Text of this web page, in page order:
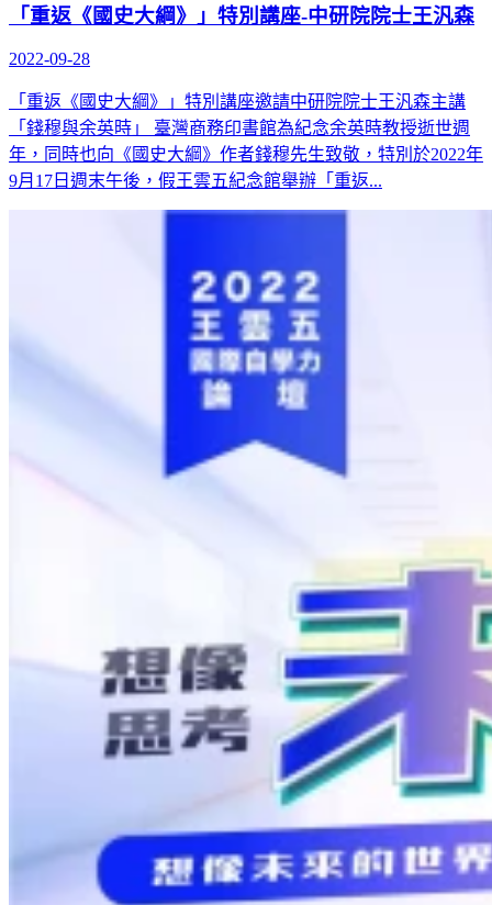
「重返《國史大綱》」特別講座-中研院院士王汎森
2022-09-28
「重返《國史大綱》」特別講座邀請中研院院士王汎森主講
「錢穆與余英時」 臺灣商務印書館為紀念余英時教授逝世週
年，同時也向《國史大綱》作者錢穆先生致敬，特別於2022年
9月17日週末午後，假王雲五紀念館舉辦「重返...